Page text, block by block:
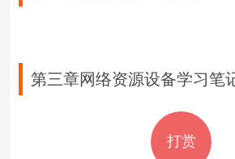
第三章网络资源设备学习笔
打赏